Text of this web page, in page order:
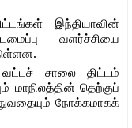
இந்தியாவின்
வளர்ச்சியை
சாலை திட்டம்
மாநிலத்தின் தெற்குப்
நோக்கமாகக்